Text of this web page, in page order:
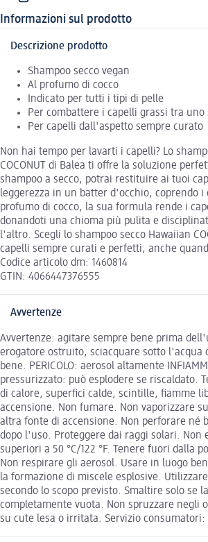
Informazioni sul prodotto
Descrizione prodotto
Shampoo secco vegan
Al profumo di cocco
Indicato per tutti i tipi di pelle
Per combattere i capelli grassi tra
Per capelli dall'aspetto sempre curato
Non hai tempo per lavarti i capelli? Lo
COCONUT di Balea ti offre la soluzione
shampoo a secco, potrai restituire ai tuoi
leggerezza in un batter d'occhio, coprendo i
profumo di cocco, la sua formula rende i
donandoti una chioma più pulita e
l'altro. Scegli lo shampoo secco Hawaiian
capelli sempre curati e perfetti, anche
Codice articolo dm: 1460814
GTIN: 4066447376555
Avvertenze
Avvertenze: agitare sempre bene prima
erogatore ostruito, sciacquare sotto l'acqua
bene. PERICOLO: aerosol altamente
pressurizzato: può esplodere se riscaldato.
di calore, superfici calde, scintille, fiamme
accensione. Non fumare. Non vaporizzare
altra fonte di accensione. Non perforare né
dopo l'uso. Proteggere dai raggi solari. Non
superiori a 50 °C/122 °F. Tenere fuori dalla
Non respirare gli aerosol. Usare in luogo
la formazione di miscele esplosive.
secondo lo scopo previsto. Smaltire solo se
completamente vuota. Non spruzzare negli
su cute lesa o irritata. Servizio consumatori: